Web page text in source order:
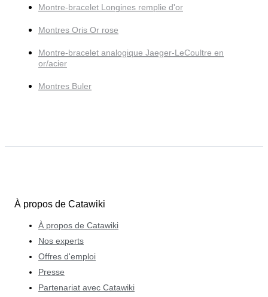
Montre-bracelet Longines remplie d'or
Montres Oris Or rose
Montre-bracelet analogique Jaeger-LeCoultre en
or/acier
Montres Buler
À propos de Catawiki
À propos de Catawiki
Nos experts
Offres d'emploi
Presse
Partenariat avec Catawiki